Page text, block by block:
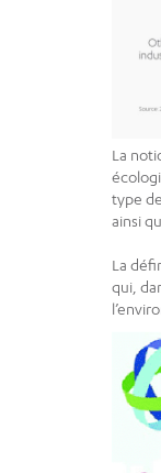
La
type
ainsi
La
qui,